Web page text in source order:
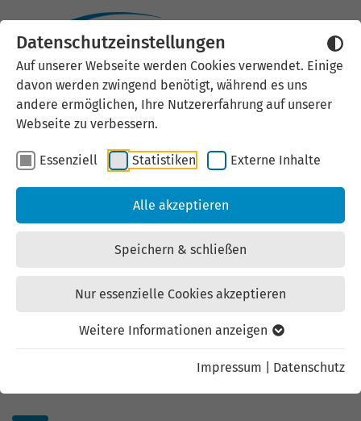
Datenschutzeinstellungen
Auf unserer Webseite werden Cookies verwendet. Einige
davon werden zwingend benötigt, während es uns
andere ermöglichen, Ihre Nutzererfahrung auf unserer
Webseite zu verbessern.
Essenziell Statistiken Externe Inhalte
Alle akzeptieren
Speichern & schließen
Nur essenzielle Cookies akzeptieren
Weitere Informationen anzeigen
Impressum Datenschutz
Externen Inhalt laden
Wir verwenden auf unserer
Website externe Inhalte, um Ihnen
zusätzliche Informationen
anzubieten. Einige externe Inhalte
(z.B. Google Maps, Youtube)
können persönliche Daten (z.B. IP-
Mit der Bestätigung erklären Sie